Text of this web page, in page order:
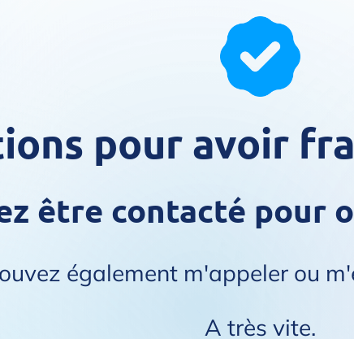
pour avoir
être contacté pour
également m'appeler ou
A très vite.